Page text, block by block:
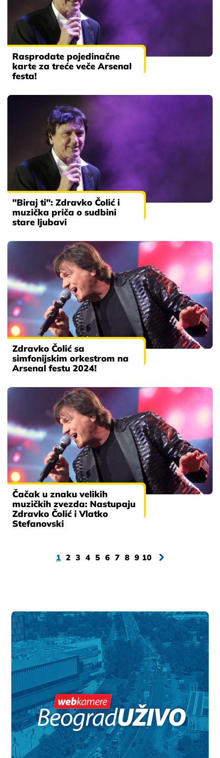
Rasprodate pojedinačne
karte za treće veče Arsenal
festa!
"Biraj ti": Zdravko Čolić i
muzička priča o sudbini
stare ljubavi
Zdravko Čolić sa
simfonijskim orkestrom na
Arsenal festu 2024!
Čačak u znaku velikih
muzičkih zvezda: Nastupaju
Zdravko Čolić i Vlatko
Stefanovski
1 2 3 4 5 6 7 8 9 10